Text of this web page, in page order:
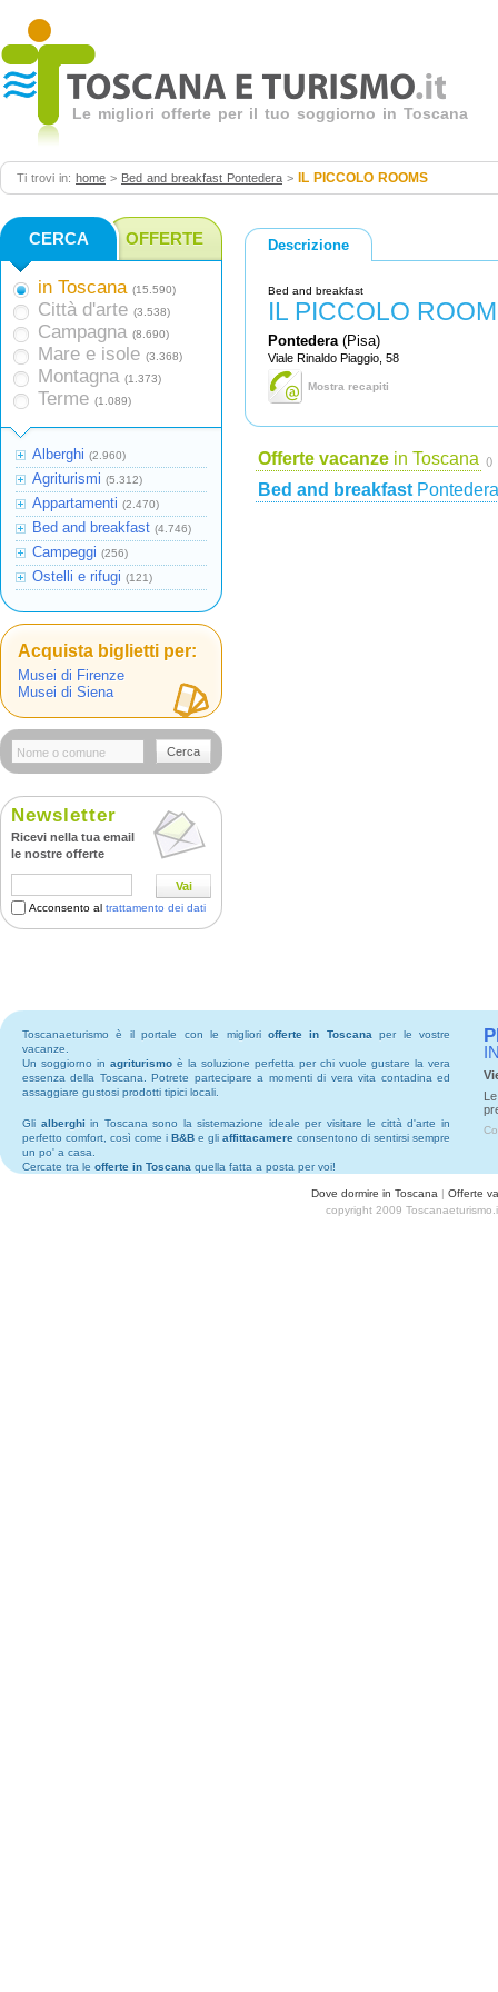
Le migliori offerte per il tuo soggiorno in Toscana
Ti trovi in: home > Bed and breakfast Pontedera > IL PICCOLO ROOMS
Descrizione
Bed and breakfast
IL PICCOLO
Pontedera(Pisa)
Viale Rinaldo Piaggio, 58
Mostra recapiti
Offerte vacanze in Toscana ()
Bed and breakfast Pontedera
CERCA OFFERTE
in Toscana (15.590)
Città d'arte (3.538)
Campagna (8.690)
Mare e isole (3.368)
Montagna (1.373)
Terme (1.089)
Alberghi (2.960)
Agriturismi (5.312)
Appartamenti (2.470)
Bed and breakfast (4.746)
Campeggi (256)
Ostelli e rifugi (121)
Acquista biglietti per:
Musei di Firenze
Musei di Siena
Cerca
Newsletter
Ricevi nella tua email
le nostre offerte
Vai
Acconsento al trattamento dei dati
Toscanaeturismo è il portale con le migliori offerte in Toscana per le vostre
vacanze.
Un soggiorno in agriturismo è la soluzione perfetta per chi vuole gustare la vera
essenza della Toscana. Potrete partecipare a momenti di vera vita contadina ed
assaggiare gustosi prodotti tipici locali.
Gli alberghi in Toscana sono la sistemazione ideale per visitare le città d'arte in
perfetto comfort, così come i B&B e gli affittacamere consentono di sentirsi sempre
un po' a casa.
Cercate tra le offerte in Toscana quella fatta a posta per voi!
Dove dormire in Toscana | Offerte
copyright 2009